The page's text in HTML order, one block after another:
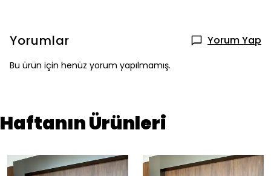
Yorumlar Yorum Yap
Bu ürün için henüz yorum yapılmamış.
Haftanın Ürünleri